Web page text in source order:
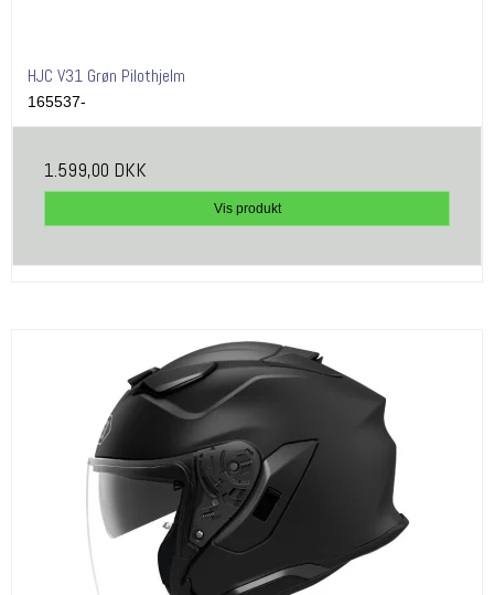
HJC V31 Grøn Pilothjelm
165537-
1.599,00 DKK
Vis produkt